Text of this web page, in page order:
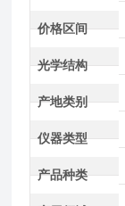
价格区间
光学结构
产地类别
仪器类型
产品种类